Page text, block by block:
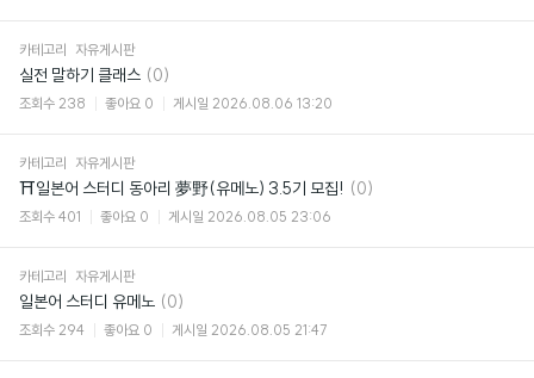
카테고리 자유게시판
실전 말하기 클래스 댓
글
(0)
조회수 238 좋아요 0 게시일 2026.08.06 13:20
카테고리 자유게시판
⛩일본어 스터디 동아리 夢野(유메노) 3.5기 모집! 댓
(0)
조회수 401 좋아요 0 게시일 2026.08.05 23:06
카테고리 자유게시판
일본어 스터디 유메노 댓
(0)
조회수 294 좋아요 0 게시일 2026.08.05 21:47